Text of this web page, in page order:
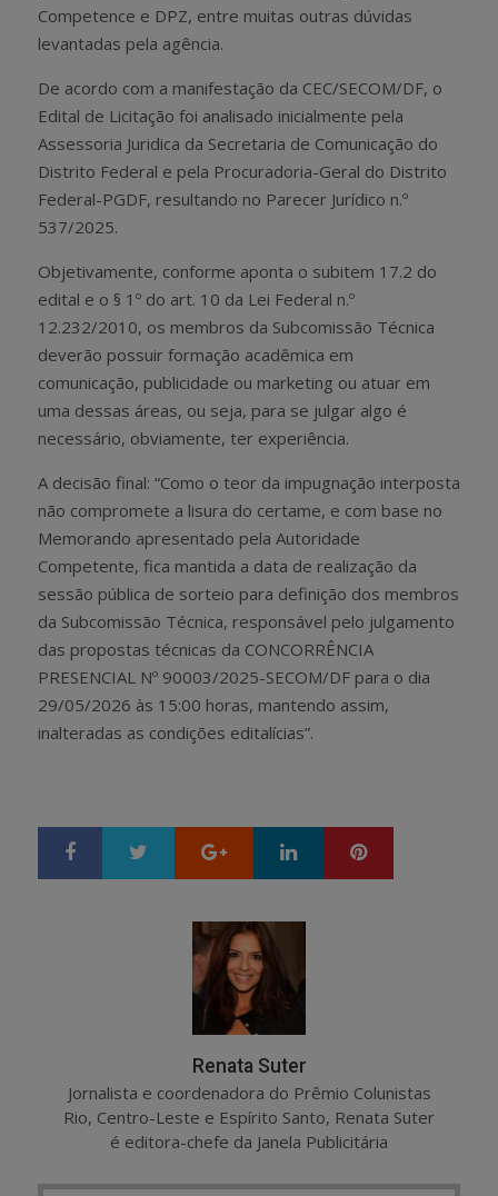
Competence e DPZ, entre muitas outras dúvidas
levantadas pela agência.
De acordo com a manifestação da CEC/SECOM/DF, o
Edital de Licitação foi analisado inicialmente pela
Assessoria Juridica da Secretaria de Comunicação do
Distrito Federal e pela Procuradoria-Geral do Distrito
Federal-PGDF, resultando no Parecer Jurídico n.º
537/2025.
Objetivamente, conforme aponta o subitem 17.2 do
edital e o § 1º do art. 10 da Lei Federal n.º
12.232/2010, os membros da Subcomissão Técnica
deverão possuir formação acadêmica em
comunicação, publicidade ou marketing ou atuar em
uma dessas áreas, ou seja, para se julgar algo é
necessário, obviamente, ter experiência.
A decisão final: “Como o teor da impugnação interposta
não compromete a lisura do certame, e com base no
Memorando apresentado pela Autoridade
Competente, fica mantida a data de realização da
sessão pública de sorteio para definição dos membros
da Subcomissão Técnica, responsável pelo julgamento
das propostas técnicas da CONCORRÊNCIA
PRESENCIAL Nº 90003/2025-SECOM/DF para o dia
29/05/2026 às 15:00 horas, mantendo assim,
inalteradas as condições editalícias”.
Google+ LinkedIn
Renata Suter
Jornalista e coordenadora do Prêmio Colunistas
Rio, Centro-Leste e Espírito Santo, Renata Suter
é editora-chefe da Janela Publicitária